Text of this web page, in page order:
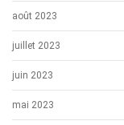
août 2023
juillet 2023
juin 2023
mai 2023